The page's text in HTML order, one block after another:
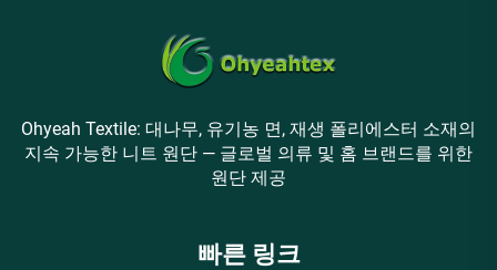
Ohyeah Textile: 대나무, 유기농 면, 재생 폴리에스터 소재의
지속 가능한 니트 원단 — 글로벌 의류 및 홈 브랜드를 위한
원단 제공
빠른 링크